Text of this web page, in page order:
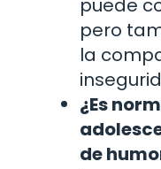
pero
la
¿Es
de